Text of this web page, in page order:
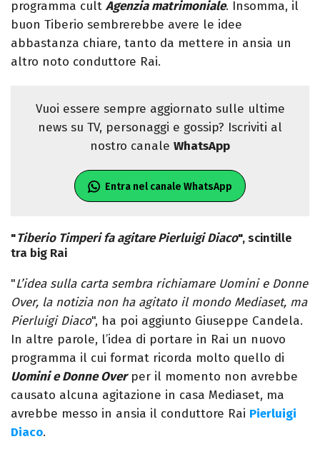
programma cult Agenzia matrimoniale. Insomma, il
buon Tiberio sembrerebbe avere le idee
abbastanza chiare, tanto da mettere in ansia un
altro noto conduttore Rai.
Vuoi essere sempre aggiornato sulle ultime
news su TV, personaggi e gossip? Iscriviti al
nostro canale WhatsApp
Entra nel canale WhatsApp
"Tiberio Timperi fa agitare Pierluigi Diaco", scintille
tra big Rai
"L’idea sulla carta sembra richiamare Uomini e Donne
Over, la notizia non ha agitato il mondo Mediaset, ma
Pierluigi Diaco", ha poi aggiunto Giuseppe Candela.
In altre parole, l’idea di portare in Rai un nuovo
programma il cui format ricorda molto quello di
Uomini e Donne Overper il momento non avrebbe
causato alcuna agitazione in casa Mediaset, ma
avrebbe messo in ansia il conduttore Rai Pierluigi
Diaco.